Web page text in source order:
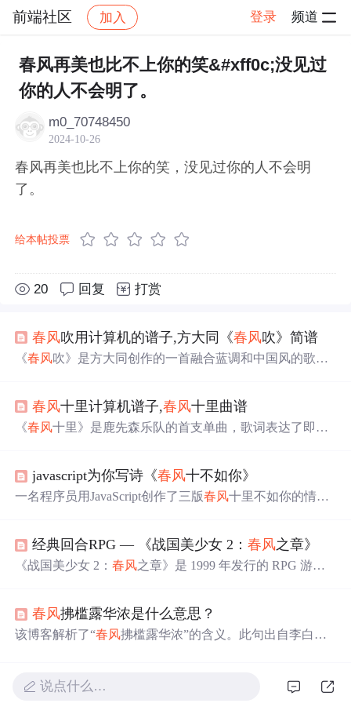
前端社区 加入 登录 频道
社区 前端社区 感慨 帖子详情
春风再美也比不上你的笑&#xff0c;没见过
你的人不会明了。
m0_70748450
2024-10-26
春风再美也比不上你的笑，没见过你的人不会明
了。
给本帖投票
20 回复 打赏
春风吹用计算机的谱子,方大同《春风吹》简谱
《春风吹》是方大同创作的一首融合蓝调和中国风的歌
忘的主题。歌词中的“春风一吹想起谁”、“春风
谁”引发思考，让人回味无穷。
春风十里计算机谱子,春风十里曲谱
《春风十里》是鹿先森乐队的首支单曲，歌词表达了即使
细腻情感。它同时也是电视剧《春风十里，不如你》的宣
传曲，触动了听众内心深处的情感共鸣。
javascript为你写诗《春风十不如你》
一名程序员用JavaScript创作了三版春风十里不如你的情
经典回合RPG — 《战国美少女 2：春风之章》
《战国美少女 2：春风之章》是 1999 年发行的 RPG 游
效出色，操作简单。还详细介绍了游戏大体剧情攻略，包
括各章节任务和战斗等内容。
春风拂槛露华浓是什么意思？
该博客解析了“春风拂槛露华浓”的含义。此句出自李白
诗歌自然笔法与浪漫想象。
说点什么…